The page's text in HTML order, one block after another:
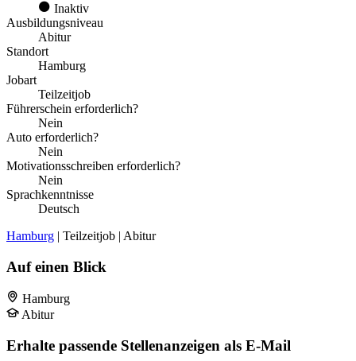
Inaktiv
Ausbildungsniveau
Abitur
Standort
Hamburg
Jobart
Teilzeitjob
Führerschein erforderlich?
Nein
Auto erforderlich?
Nein
Motivationsschreiben erforderlich?
Nein
Sprachkenntnisse
Deutsch
Hamburg | Teilzeitjob | Abitur
Auf einen Blick
Hamburg
Abitur
Erhalte passende Stellenanzeigen als E-Mail